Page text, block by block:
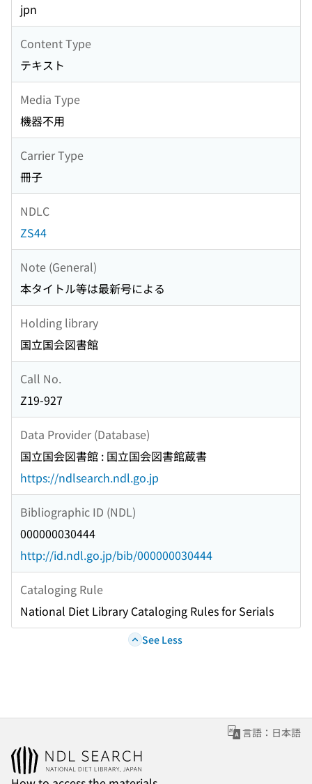
jpn
Content Type
テキスト
Media Type
機器不用
Carrier Type
冊子
NDLC
ZS44
Note (General)
本タイトル等は最新号による
Holding library
国立国会図書館
Call No.
Z19-927
Data Provider (Database)
国立国会図書館 : 国立国会図書館蔵書
https://ndlsearch.ndl.go.jp
Bibliographic ID (NDL)
000000030444
http://id.ndl.go.jp/bib/000000030444
Cataloging Rule
National Diet Library Cataloging Rules for Serials
See Less
言語：日本語